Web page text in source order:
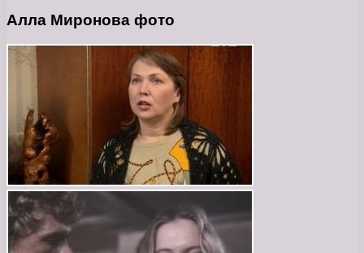
Алла Миронова фото